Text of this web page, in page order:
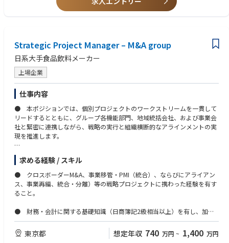
Strategic Project Manager – M&A group
日系大手食品飲料メーカー
上場企業
仕事内容
● 本ポジションでは、個別プロジェクトのワークストリームを一貫して
リードするとともに、グループ各機能部門、地域統括会社、および事業会
社と緊密に連携しながら、戦略の実行と組織横断的なアラインメントの実
現を推進します。
■主な成果と責任範囲（Key Outputs）
・事実・データに基づく分析を踏まえ、プロジェクトの全体構想、推進体
制、および実行計画を策定する。
・M&A案件を含むインオーガニック成長機会のパイプラインおよび関連デ
・重要な機能横断プロジェクトおよび担当ワークストリームを主体的にリ
・案件の検討開始から契約締結（Signing）および取引完了（Completio
n）に至るまで、プロジェクトを成功裏に遂行する。
求める経験 / スキル
● クロスボーダーM&A、事業移管・PMI（統合）、ならびにアライアン
ス、事業再編、統合・分離）等の戦略プロジェクトに携わった経験を有す
ること。
● 財務・会計に関する基礎知識（日商簿記2級相当以上）を有し、加え
て会計・税務・法務に関する実務的な知見を備えていることが望ましい。
● 日本語を母語レベルで運用できることに加え、英語による円滑なコミ
東京都 想定年収 740 万円 ~ 1,400 万円